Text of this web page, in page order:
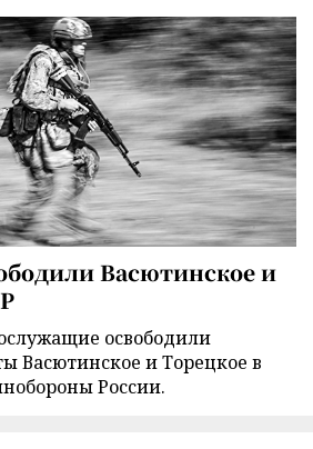
Васютинское и
освободили
Васютинское и Торецкое в
России.